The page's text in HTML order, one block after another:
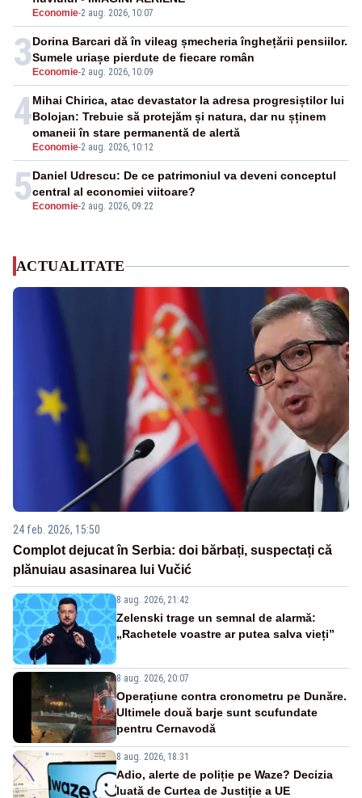
Economie-2 aug. 2026, 10:07
3 Economie-2 aug. 2026, 10:09
Dorina Barcari dă în vileag șmecheria înghețării pensiilor.
Sumele uriașe pierdute de fiecare român
4
Economie-2 aug. 2026, 10:12
Mihai Chirica, atac devastator la adresa progresiștilor lui
Bolojan: Trebuie să protejăm și natura, dar nu șținem
omaneii în stare permanentă de alertă
5 Economie-2 aug. 2026, 09:22
Daniel Udrescu: De ce patrimoniul va deveni conceptul
central al economiei viitoare?
ACTUALITATE
24 feb. 2026, 15:50
Complot dejucat în Serbia: doi bărbați, suspectați că
plănuiau asasinarea lui Vučić
8 aug. 2026, 21:42
Zelenski trage un semnal de alarmă:
„Rachetele voastre ar putea salva vieți”
8 aug. 2026, 20:07
Operațiune contra cronometru pe Dunăre.
Ultimele două barje sunt scufundate
pentru Cernavodă
8 aug. 2026, 18:31
Adio, alerte de poliție pe Waze? Decizia
luată de Curtea de Justiție a UE